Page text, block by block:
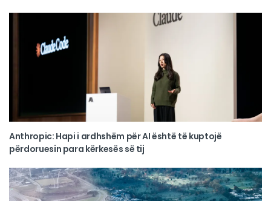
Anthropic: Hapi i ardhshëm për AI është të kuptojë
përdoruesin para kërkesës së tij